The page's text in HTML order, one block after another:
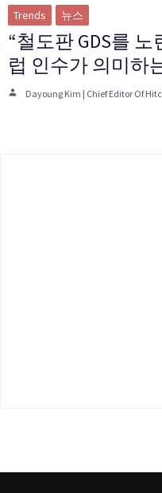
Trends 뉴스
“철도판 GDS를
럽 인수가 의미하
Dayoung Kim | Chief Editor Of